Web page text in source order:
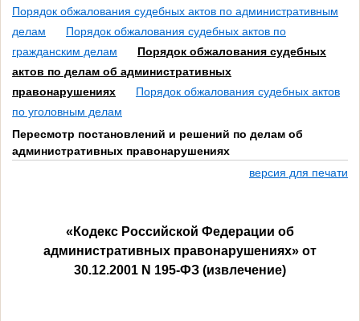
Порядок обжалования судебных актов по административным
делам
Порядок обжалования судебных актов по
гражданским делам
Порядок обжалования судебных
актов по делам об административных
правонарушениях
Порядок обжалования судебных актов
по уголовным делам
Пересмотр постановлений и решений по делам об
административных правонарушениях
версия для печати
«Кодекс Российской Федерации об
административных правонарушениях» от
30.12.2001 N 195-ФЗ (извлечение)